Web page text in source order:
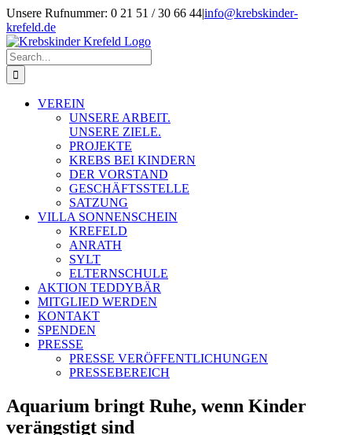
Skip
to
content
Unsere Rufnummer: 0 21 51 / 30 66 44|info@krebskinder-
krefeld.de
Facebook
Instagram
Search
for:
VEREIN
UNSERE ARBEIT.
UNSERE ZIELE.
PROJEKTE
KREBS BEI KINDERN
DER VORSTAND
GESCHÄFTSSTELLE
SATZUNG
VILLA SONNENSCHEIN
KREFELD
ANRATH
SYLT
ELTERNSCHULE
AKTION TEDDYBÄR
MITGLIED WERDEN
KONTAKT
SPENDEN
PRESSE
PRESSE VERÖFFENTLICHUNGEN
PRESSEBEREICH
Aquarium bringt Ruhe, wenn Kinder
verängstigt sind